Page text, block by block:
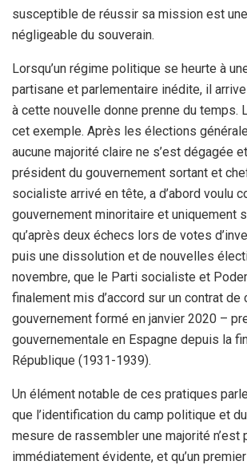
susceptible de réussir sa mission est
négligeable du souverain.
Lorsqu’un régime politique se heurte à
partisane et parlementaire inédite, il arrive
à cette nouvelle donne prenne du temps.
cet exemple. Après les élections
aucune majorité claire ne s’est dégagée
président du gouvernement sortant et
socialiste arrivé en tête, a d’abord voulu
gouvernement minoritaire et uniquement
qu’après deux échecs lors de votes
puis une dissolution et de nouvelles
novembre, que le Parti socialiste et
finalement mis d’accord sur un contrat de
gouvernement formé en janvier 2020 –
gouvernementale en Espagne depuis la
République (1931-1939).
Un élément notable de ces pratiques
que l’identification du camp politique et
mesure de rassembler une majorité n’est
immédiatement évidente, et qu’un